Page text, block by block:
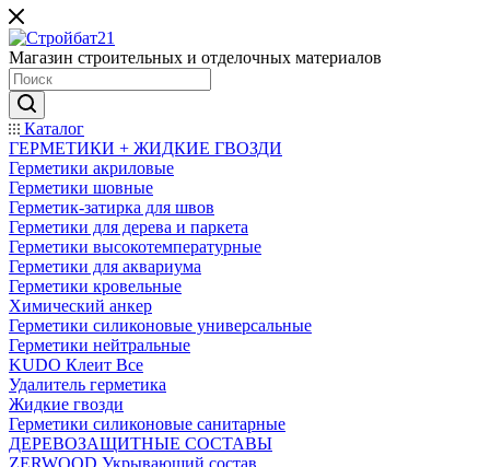
Магазин строительных и отделочных материалов
Каталог
ГЕРМЕТИКИ + ЖИДКИЕ ГВОЗДИ
Герметики акриловые
Герметики шовные
Герметик-затирка для швов
Герметики для дерева и паркета
Герметики высокотемпературные
Герметики для аквариума
Герметики кровельные
Химический анкер
Герметики силиконовые универсальные
Герметики нейтральные
KUDO Клеит Все
Удалитель герметика
Жидкие гвозди
Герметики силиконовые санитарные
ДЕРЕВОЗАЩИТНЫЕ СОСТАВЫ
ZERWOOD Укрывающий состав